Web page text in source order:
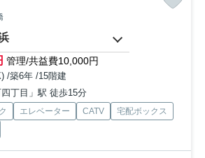
管理/共益費10,000円
/築6年 /15階建
丁目」駅 徒歩15分
エレベーター CATV
宅配ボックス